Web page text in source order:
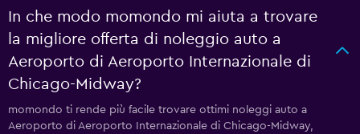
In che modo momondo mi aiuta a trovare
la migliore offerta di noleggio auto a
Aeroporto di Aeroporto Internazionale di
Chicago-Midway?
momondo ti rende più facile trovare ottimi noleggi auto a
Aeroporto di Aeroporto Internazionale di Chicago-Midway,